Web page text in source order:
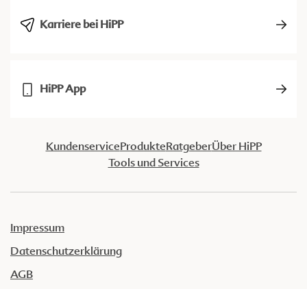
Karriere bei HiPP
HiPP App
KundenserviceProdukteRatgeberÜber HiPP
Tools und Services
Impressum
Datenschutzerklärung
AGB